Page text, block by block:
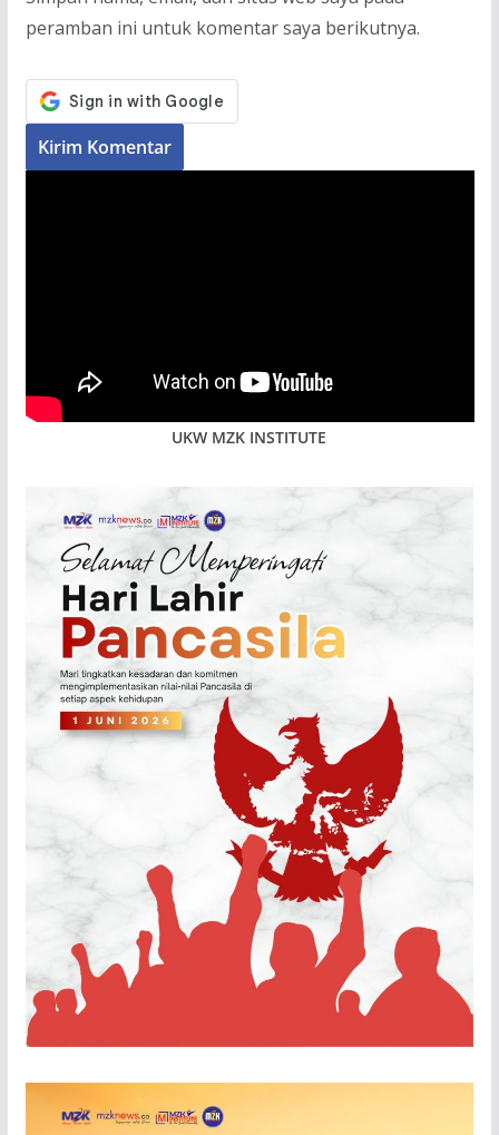
peramban ini untuk komentar saya berikutnya.
UKW MZK INSTITUTE